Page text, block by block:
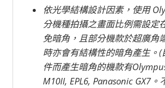
依光學結構設計因素，使用
分機種拍攝之畫面比例需設定
免暗角，且部分機款於超廣角
時亦會有結構性的暗角產生。
件而產生暗角的機款有
M10II, EPL6, Panasonic GX7